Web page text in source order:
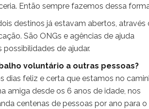
Então sempre fazemos dessa
destinos já estavam abertos, através
São ONGs e agências de ajuda
de ajudar.
voluntário a outras pessoas?
dias feliz e certa que estamos no
amiga desde os 6 anos de idade, nos
centenas de pessoas por ano para o